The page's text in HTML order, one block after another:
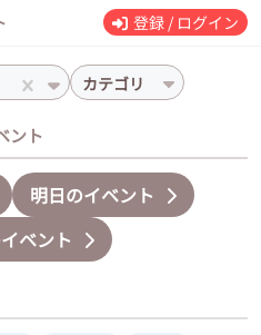
登録 / ログイン
カテゴリ
ント
明日のイベント
ベント